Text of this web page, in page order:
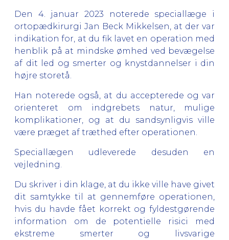
Den 4. januar 2023 noterede speciallæge i
ortopædkirurgi Jan Beck Mikkelsen, at der var
indikation for, at du fik lavet en operation med
henblik på at mindske ømhed ved bevægelse
af dit led og smerter og knystdannelser i din
højre storetå.
Han noterede også, at du accepterede og var
orienteret om indgrebets natur, mulige
komplikationer, og at du sandsynligvis ville
være præget af træthed efter operationen.
Speciallægen udleverede desuden en
vejledning.
Du skriver i din klage, at du ikke ville have givet
dit samtykke til at gennemføre operationen,
hvis du havde fået korrekt og fyldestgørende
information om de potentielle risici med
ekstreme smerter og livsvarige